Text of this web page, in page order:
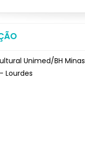
Unimed/BH Minas
Lourdes